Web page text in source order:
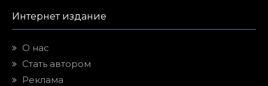
Интернет издание
О нас
Стать автором
Реклама